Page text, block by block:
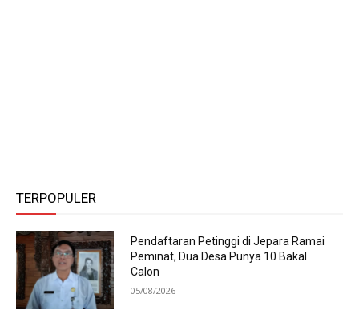
TERPOPULER
Pendaftaran Petinggi di Jepara Ramai
Peminat, Dua Desa Punya 10 Bakal
Calon
05/08/2026